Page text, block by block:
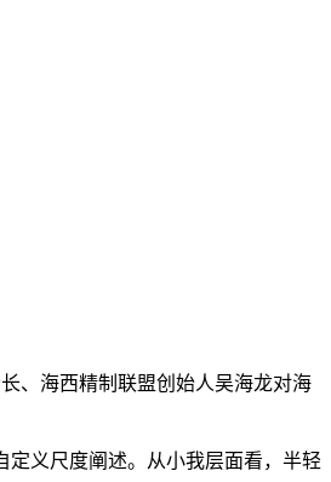
、海西精制联盟创始人吴海龙对海
义尺度阐述。从小我层面看，半轻